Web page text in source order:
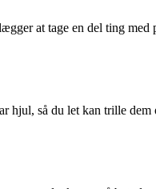
at tage en del ting med
hjul, så du let kan trille